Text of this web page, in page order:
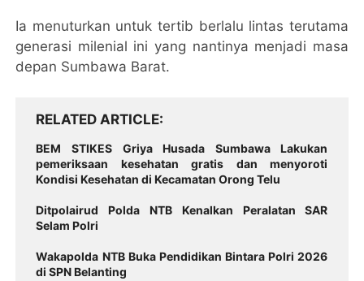
Ia menuturkan untuk tertib berlalu lintas terutama
generasi milenial ini yang nantinya menjadi masa
depan Sumbawa Barat.
RELATED ARTICLE
BEM STIKES Griya Husada Sumbawa Lakukan
pemeriksaan kesehatan gratis dan menyoroti
Kondisi Kesehatan di Kecamatan Orong Telu
Ditpolairud Polda NTB Kenalkan Peralatan SAR
Selam Polri
Wakapolda NTB Buka Pendidikan Bintara Polri 2026
di SPN Belanting